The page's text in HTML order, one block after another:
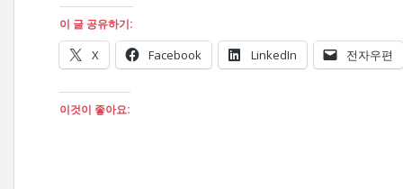
이 글 공유하기:
X Facebook LinkedIn 전자우편
이것이 좋아요: